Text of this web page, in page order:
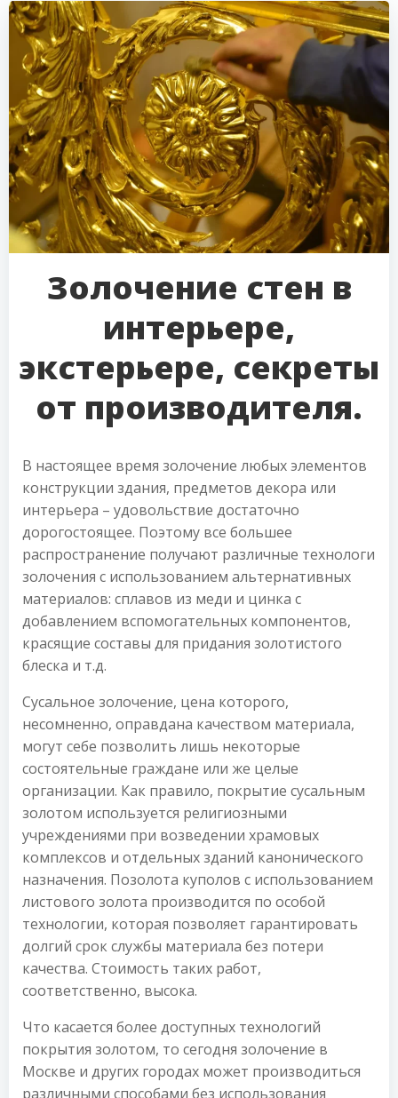
Золочение стен в
интерьере,
экстерьере, секреты
от производителя.
В настоящее время золочение любых элементов
конструкции здания, предметов декора или
интерьера – удовольствие достаточно
дорогостоящее. Поэтому все большее
распространение получают различные технологи
золочения с использованием альтернативных
материалов: сплавов из меди и цинка с
добавлением вспомогательных компонентов,
красящие составы для придания золотистого
блеска и т.д.
Сусальное золочение, цена которого,
несомненно, оправдана качеством материала,
могут себе позволить лишь некоторые
состоятельные граждане или же целые
организации. Как правило, покрытие сусальным
золотом используется религиозными
учреждениями при возведении храмовых
комплексов и отдельных зданий канонического
назначения. Позолота куполов с использованием
листового золота производится по особой
технологии, которая позволяет гарантировать
долгий срок службы материала без потери
качества. Стоимость таких работ,
соответственно, высока.
Что касается более доступных технологий
покрытия золотом, то сегодня золочение в
Москве и других городах может производиться
различными способами без использования